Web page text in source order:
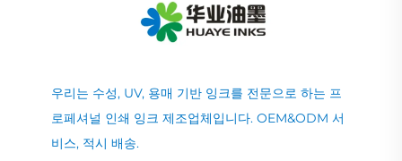
우리는 수성, UV, 용매 기반 잉크를 전문으로 하는 프
로페셔널 인쇄 잉크 제조업체입니다. OEM&ODM 서
비스, 적시 배송.